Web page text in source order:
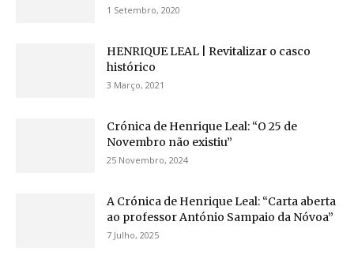
1 Setembro, 2020
HENRIQUE LEAL | Revitalizar o casco
histórico
3 Março, 2021
Crónica de Henrique Leal: “O 25 de
Novembro não existiu”
25 Novembro, 2024
A Crónica de Henrique Leal: “Carta aberta
ao professor António Sampaio da Nóvoa”
7 Julho, 2025